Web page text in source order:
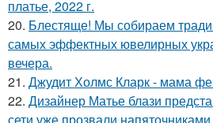
платье, 2022 г.
20. Блестяще! Мы собираем
самых эффектных ювелирных
вечера.
21. Джудит Холмс Кларк - мама
22. Дизайнер Матье блази